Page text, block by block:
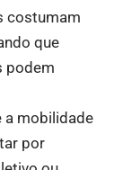
costumam
que
podem
a mobilidade
por